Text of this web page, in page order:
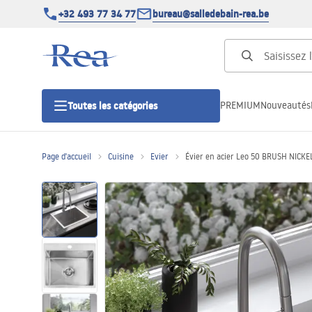
+32 493 77 34 77 bureau@salledebain-rea.be
Toutes les catégories
Portes de douche
Receveurs de douche
Caniveaux de douche
PREMIUMNouveautés
Page d'accueil Cuisine Evier Évier en acier Leo 50 BRUSH